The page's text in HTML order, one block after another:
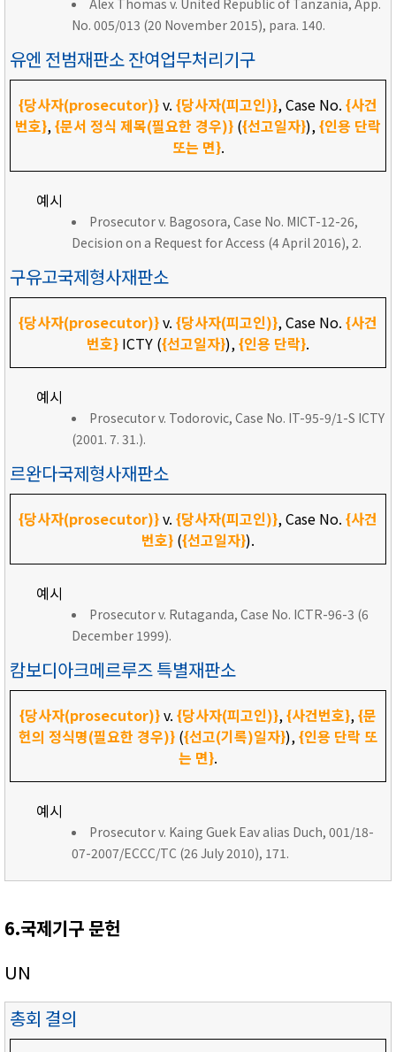
Alex Thomas v. United Republic of Tanzania, App.
No. 005/013 (20 November 2015), para. 140.
유엔 전범재판소 잔여업무처리기구
{당사자(prosecutor)}v. {당사자(피고인)}, Case No. {사건
번호},{문서 정식 제목(필요한 경우)} ({선고일자}),{인용 단락
또는 면}.
예시
Prosecutor v. Bagosora, Case No. MICT-12-26,
Decision on a Request for Access (4 April 2016), 2.
구유고국제형사재판소
{당사자(prosecutor)}v. {당사자(피고인)}, Case No. {사건
번호} ICTY ({선고일자}),{인용 단락}.
예시
Prosecutor v. Todorovic, Case No. IT-95-9/1-S ICTY
(2001. 7. 31.).
르완다국제형사재판소
{당사자(prosecutor)}v. {당사자(피고인)}, Case No. {사건
번호} ({선고일자}).
예시
Prosecutor v. Rutaganda, Case No. ICTR-96-3 (6
December 1999).
캄보디아크메르루즈 특별재판소
{당사자(prosecutor)}v. {당사자(피고인)},{사건번호},{문
헌의 정식명(필요한 경우)} ({선고(기록)일자}),{인용 단락 또
는 면}.
예시
Prosecutor v. Kaing Guek Eav alias Duch, 001/18-
07-2007/ECCC/TC (26 July 2010), 171.
6.국제기구 문헌
UN
총회 결의